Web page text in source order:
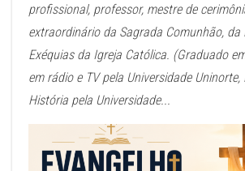
profissional, professor, mestre de
extraordinário da Sagrada Comunhão, da
Exéquias da Igreja Católica. (Graduado
em rádio e TV pela Universidade
História pela Universidade...